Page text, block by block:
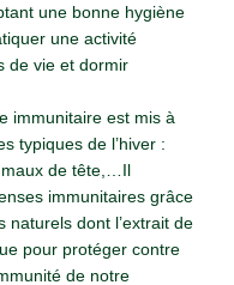
une bonne hygiène
une activité
de vie et dormir
immunitaire est mis à
typiques de l’hiver :
maux de tête,…Il
immunitaires grâce
dont l’extrait de
pour protéger contre
de notre